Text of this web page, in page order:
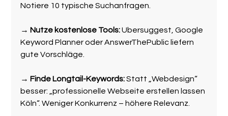
Notiere 10 typische Suchanfragen.
→ Nutze kostenlose Tools: Ubersuggest, Google
Keyword Planner oder AnswerThePublic liefern
gute Vorschläge.
→ Finde Longtail-Keywords: Statt „Webdesign“
besser: „professionelle Webseite erstellen lassen
Köln“. Weniger Konkurrenz – höhere Relevanz.